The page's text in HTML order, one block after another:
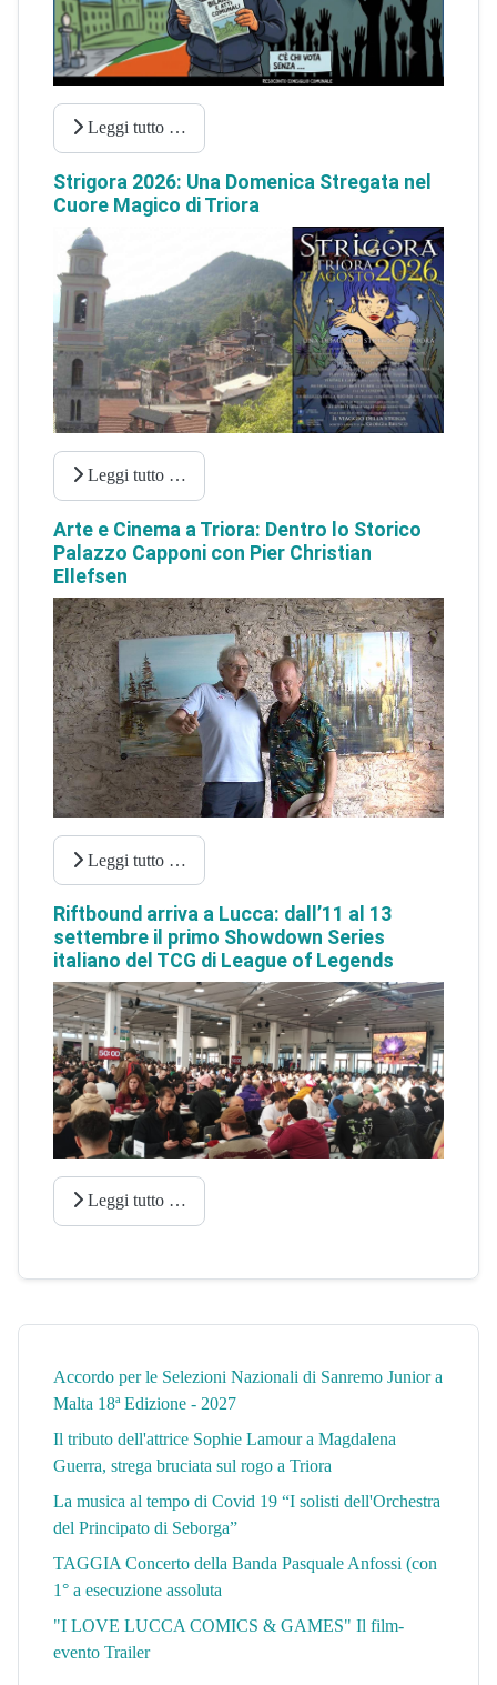
Leggi tutto …
Strigora 2026: Una Domenica Stregata nel
Cuore Magico di Triora
Leggi tutto …
Arte e Cinema a Triora: Dentro lo Storico
Palazzo Capponi con Pier Christian
Ellefsen
Leggi tutto …
Riftbound arriva a Lucca: dall’11 al 13
settembre il primo Showdown Series
italiano del TCG di League of Legends
Leggi tutto …
Accordo per le Selezioni Nazionali di Sanremo Junior a
Malta 18ª Edizione - 2027
Il tributo dell'attrice Sophie Lamour a Magdalena
Guerra, strega bruciata sul rogo a Triora
La musica al tempo di Covid 19 “I solisti dell'Orchestra
del Principato di Seborga”
TAGGIA Concerto della Banda Pasquale Anfossi (con
1° a esecuzione assoluta
"I LOVE LUCCA COMICS & GAMES" Il film-
evento Trailer